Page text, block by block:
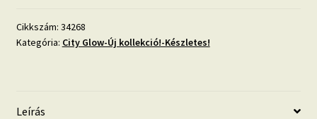
beton
hatású
Cikkszám: 34268
Kategória: City Glow-Új kollekció!-Készletes!
Leírás